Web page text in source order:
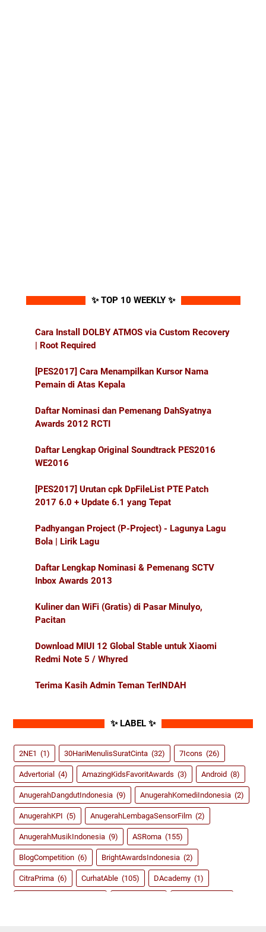
✨ TOP 10 WEEKLY ✨
Cara Install DOLBY ATMOS via Custom Recovery
| Root Required
[PES2017] Cara Menampilkan Kursor Nama
Pemain di Atas Kepala
Daftar Nominasi dan Pemenang DahSyatnya
Awards 2012 RCTI
Daftar Lengkap Original Soundtrack PES2016
WE2016
[PES2017] Urutan cpk DpFileList PTE Patch
2017 6.0 + Update 6.1 yang Tepat
Padhyangan Project (P-Project) - Lagunya Lagu
Bola | Lirik Lagu
Daftar Lengkap Nominasi & Pemenang SCTV
Inbox Awards 2013
Kuliner dan WiFi (Gratis) di Pasar Minulyo,
Pacitan
Download MIUI 12 Global Stable untuk Xiaomi
Redmi Note 5 / Whyred
Terima Kasih Admin Teman TerINDAH
✨ LABEL ✨
2NE1 (1) 30HariMenulisSuratCinta (32) 7Icons (26)
Advertorial (4) AmazingKidsFavoritAwards (3) Android (8)
AnugerahDangdutIndonesia (9) AnugerahKomediIndonesia (2)
AnugerahKPI (5) AnugerahLembagaSensorFilm (2)
AnugerahMusikIndonesia (9) ASRoma (155)
BlogCompetition (6) BrightAwardsIndonesia (2)
CitraPrima (6) CurhatAble (105) DAcademy (1)